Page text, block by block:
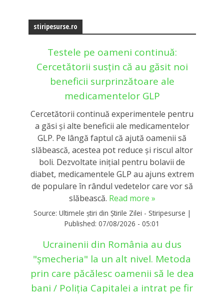
stiripesurse.ro
Testele pe oameni continuă:
Cercetătorii susțin că au găsit noi
beneficii surprinzătoare ale
medicamentelor GLP
Cercetătorii continuă experimentele pentru
a găsi și alte beneficii ale medicamentelor
GLP. Pe lângă faptul că ajută oamenii să
slăbească, acestea pot reduce și riscul altor
boli. Dezvoltate inițial pentru bolavii de
diabet, medicamentele GLP au ajuns extrem
de populare în rândul vedetelor care vor să
slăbească. Read more »
Source: Ultimele știri din Știrile Zilei - Stiripesurse |
Published: 07/08/2026 - 05:01
Ucrainenii din România au dus
"șmecheria" la un alt nivel. Metoda
prin care păcălesc oamenii să le dea
bani / Poliția Capitalei a intrat pe fir